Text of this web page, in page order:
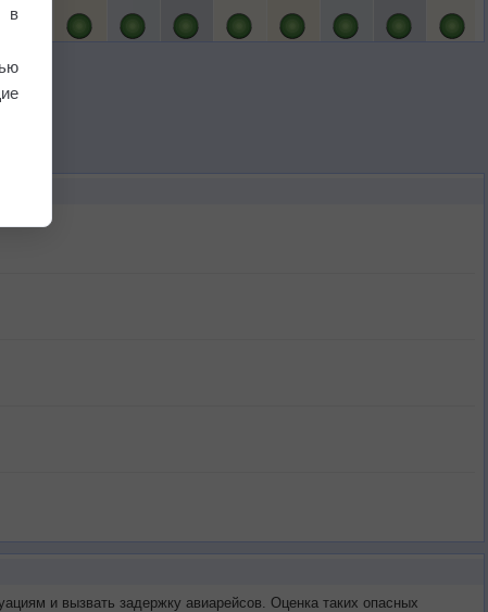
и вызвать задержку авиарейсов. Оценка таких опасных
в